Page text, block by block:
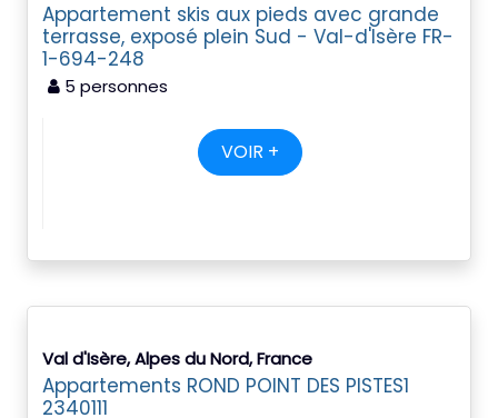
Appartement skis aux pieds avec grande
terrasse, exposé plein Sud - Val-d'Isère FR-
1-694-248
5 personnes
VOIR +
Val d'Isère, Alpes du Nord, France
Appartements ROND POINT DES PISTES1
2340111